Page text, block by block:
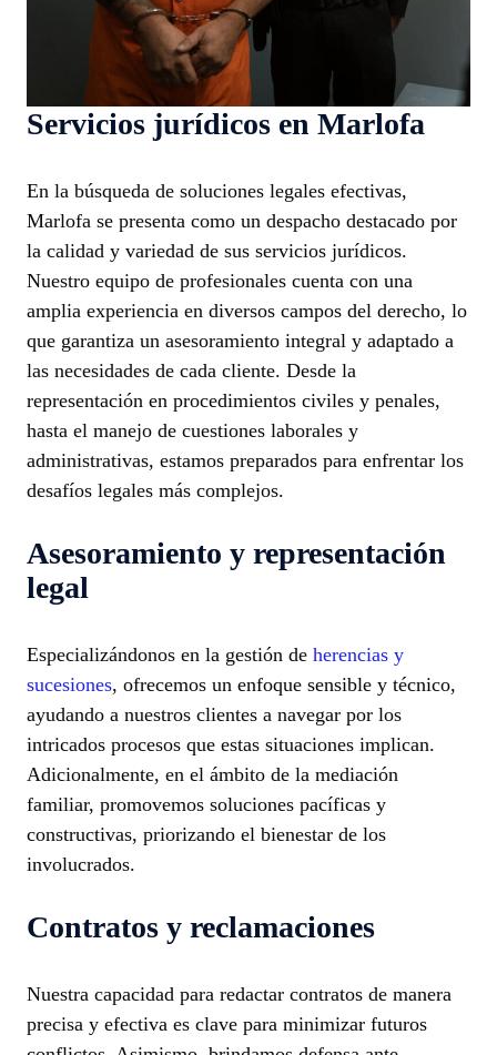
Servicios jurídicos en Marlofa
En la búsqueda de soluciones legales efectivas,
Marlofa se presenta como un despacho destacado por
la calidad y variedad de sus servicios jurídicos.
Nuestro equipo de profesionales cuenta con una
amplia experiencia en diversos campos del derecho, lo
que garantiza un asesoramiento integral y adaptado a
las necesidades de cada cliente. Desde la
representación en procedimientos civiles y penales,
hasta el manejo de cuestiones laborales y
administrativas, estamos preparados para enfrentar los
desafíos legales más complejos.
Asesoramiento y representación
legal
Especializándonos en la gestión de herencias y
sucesiones, ofrecemos un enfoque sensible y técnico,
ayudando a nuestros clientes a navegar por los
intricados procesos que estas situaciones implican.
Adicionalmente, en el ámbito de la mediación
familiar, promovemos soluciones pacíficas y
constructivas, priorizando el bienestar de los
involucrados.
Contratos y reclamaciones
Nuestra capacidad para redactar contratos de manera
precisa y efectiva es clave para minimizar futuros